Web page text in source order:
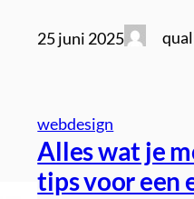
25 juni 2025
webdesign
Alles wat je
tips voor een